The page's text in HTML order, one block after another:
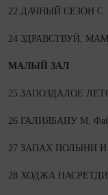
22 ДАЧНЫЙ СЕЗОН С.
24 ЗДРАВСТВУЙ,
МАЛЫЙ ЗАЛ
25 ЗАПОЗДАЛОЕ ЛЕТО
26 ГАЛИЯБАНУ М.
27 ЗАПАХ ПОЛЫНИ И.
28 ХОДЖА НАСРЕТДИН